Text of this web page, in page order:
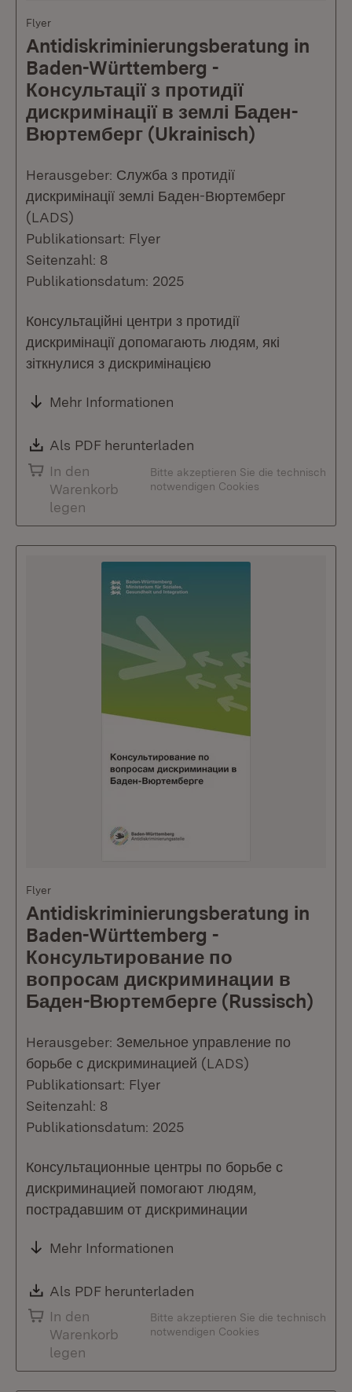
Flyer
Antidiskriminierungsberatung in
Baden-Württemberg -
Консультації з протидії
дискримінації в землі Баден-
Вюртемберг (Ukrainisch)
Herausgeber: Служба з протидії
дискримінації землі Баден-Вюртемберг
(LADS)
Publikationsart: Flyer
Seitenzahl: 8
Publikationsdatum: 2025
Консультаційні центри з протидії
дискримінації допомагають людям, які
зіткнулися з дискримінацією
Mehr Informationen
Download:
Als PDF herunterladen
In den
Warenkorb
legen
Bitte akzeptieren Sie die technisch
notwendigen Cookies
Flyer
Antidiskriminierungsberatung in
Baden-Württemberg -
Консультирование по
вопросам дискриминации в
Баден-Вюртемберге (Russisch)
Herausgeber: Земельное управление по
борьбе с дискриминацией (LADS)
Publikationsart: Flyer
Seitenzahl: 8
Publikationsdatum: 2025
Консультационные центры по борьбе с
дискриминацией помогают людям,
пострадавшим от дискриминации
Mehr Informationen
Download:
Als PDF herunterladen
In den
Warenkorb
legen
Bitte akzeptieren Sie die technisch
notwendigen Cookies